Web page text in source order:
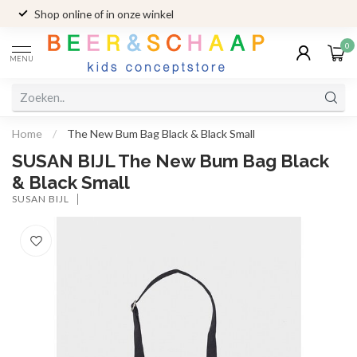
Shop online of in onze winkel
MENU
0
Home / The New Bum Bag Black & Black Small
SUSAN BIJL The New Bum Bag Black
& Black Small
SUSAN BIJL